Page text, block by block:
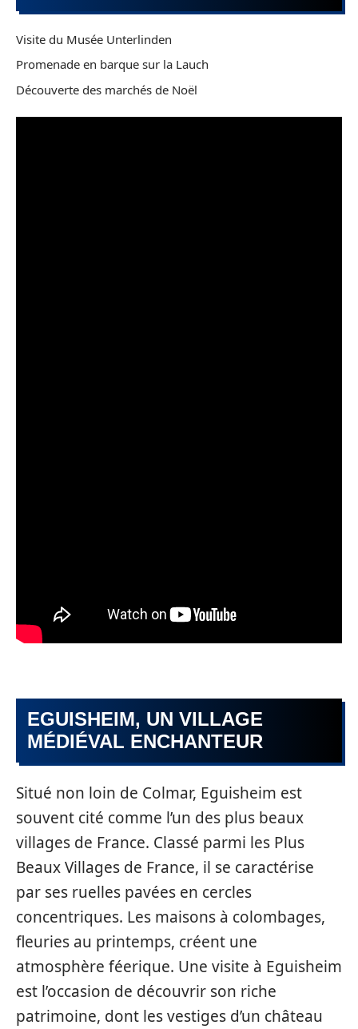
Visite du Musée Unterlinden
Promenade en barque sur la Lauch
Découverte des marchés de Noël
EGUISHEIM, UN VILLAGE
MÉDIÉVAL ENCHANTEUR
Situé non loin de Colmar, Eguisheim est
souvent cité comme l’un des plus beaux
villages de France. Classé parmi les Plus
Beaux Villages de France, il se caractérise
par ses ruelles pavées en cercles
concentriques. Les maisons à colombages,
fleuries au printemps, créent une
atmosphère féerique. Une visite à Eguisheim
est l’occasion de découvrir son riche
patrimoine, dont les vestiges d’un château